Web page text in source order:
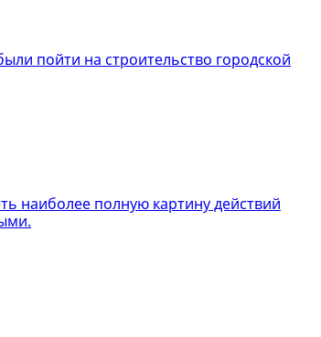
пойти на строительство городской
наиболее полную картину действий